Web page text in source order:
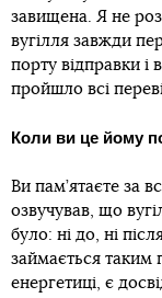
завищена. Я не
вугілля завжди
порту відправки і
пройшло всі
Коли ви це йому
Ви пам’ятаєте за
озвучував, що
було: ні до, ні
займається таким
енергетиці, є